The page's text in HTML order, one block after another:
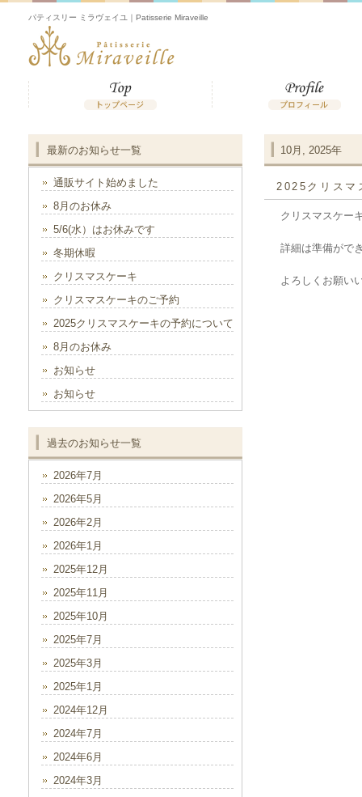
パティスリー ミラヴェイユ｜Patisserie Miraveille
10月, 2025年
2025クリスマ
クリスマスケー
詳細は準備がで
よろしくお願い
最新のお知らせ一覧
通販サイト始めました
8月のお休み
5/6(水）はお休みです
冬期休暇
クリスマスケーキ
クリスマスケーキのご予約
2025クリスマスケーキの予約について
8月のお休み
お知らせ
お知らせ
過去のお知らせ一覧
2026年7月
2026年5月
2026年2月
2026年1月
2025年12月
2025年11月
2025年10月
2025年7月
2025年3月
2025年1月
2024年12月
2024年7月
2024年6月
2024年3月